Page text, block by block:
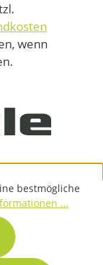
wenn
bestmögliche
...